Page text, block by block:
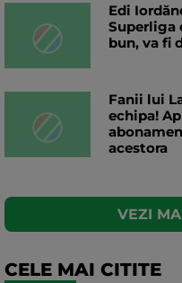
Edi
Superliga
bun, va fi
Fanii lui
echipa!
acestora
VEZI
CELE MAI CITITE